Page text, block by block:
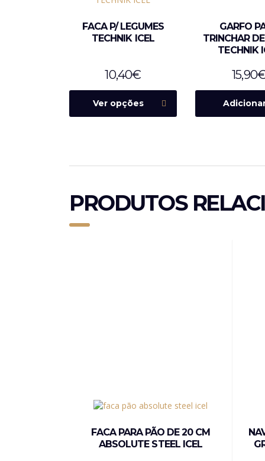
FACA P/ LEGUMES
TECHNIK ICEL
10,40€
Ver opções
GARFO
TRINCHAR
TECHNIK
15,90
PRODUTOS
FACA PARA PÃO DE 20 CM
ABSOLUTE STEEL ICEL